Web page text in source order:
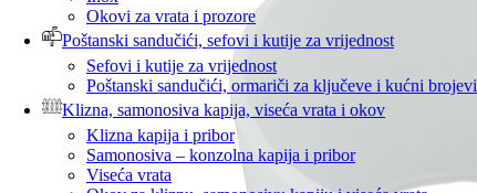
Okovi za vrata i prozore
Poštanski sandučići, sefovi i kutije za vrijednost
Sefovi i kutije za vrijednost
Poštanski sandučići, ormariči za ključeve i kućni brojevi
Klizna, samonosiva kapija, viseća vrata i okov
Klizna kapija i pribor
Samonosiva – konzolna kapija i pribor
Viseća vrata